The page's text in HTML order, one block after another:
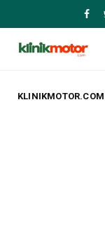
KLINIKMOTOR.COM
Kecil yang